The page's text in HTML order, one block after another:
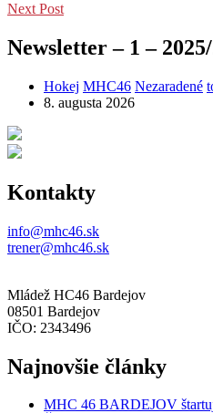
Next Post
Newsletter – 1 –
Hokej MHC46 Nezaradené
8. augusta 2026
Kontakty
info@mhc46.sk
trener@mhc46.sk
Mládež HC46 Bardejov
08501 Bardejov
IČO: 2343496
Najnovšie články
MHC 46 BARDEJOV